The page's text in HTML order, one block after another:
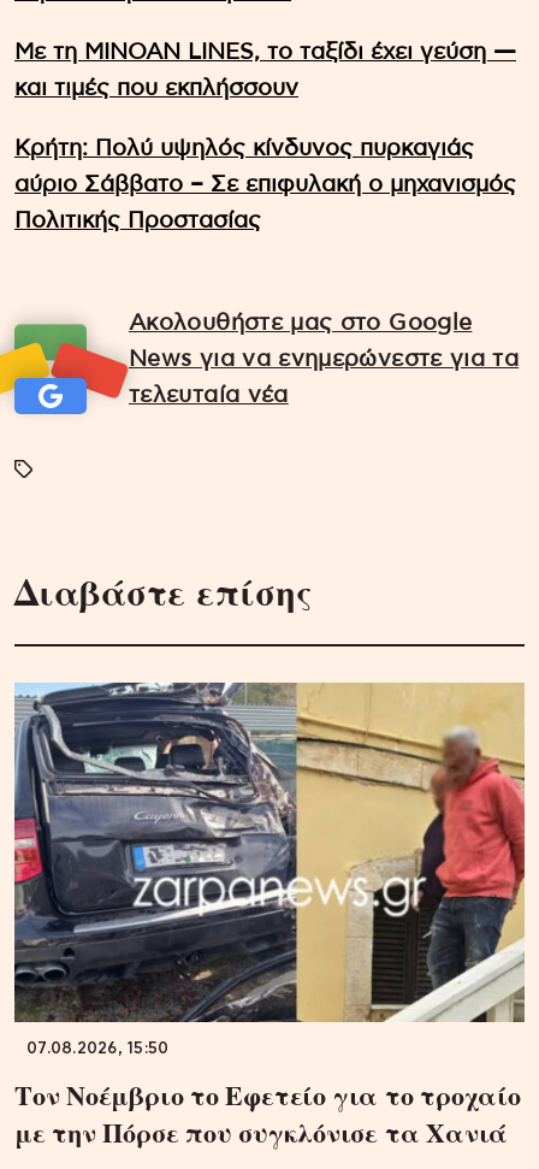
Με τη MINOAN LINES, το ταξίδι έχει γεύση —
και τιμές που εκπλήσσουν
Κρήτη: Πολύ υψηλός κίνδυνος πυρκαγιάς
αύριο Σάββατο – Σε επιφυλακή ο μηχανισμός
Πολιτικής Προστασίας
Ακολουθήστε μας στο Google
News για να ενημερώνεστε για τα
τελευταία νέα
Διαβάστε επίσης
07.08.2026, 15:50
Τον Νοέμβριο το Εφετείο για το τροχαίο
με την Πόρσε που συγκλόνισε τα Χανιά